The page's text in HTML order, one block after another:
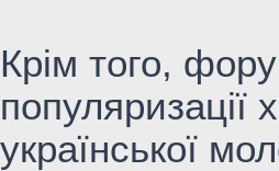
Крім того,
популяризації
української